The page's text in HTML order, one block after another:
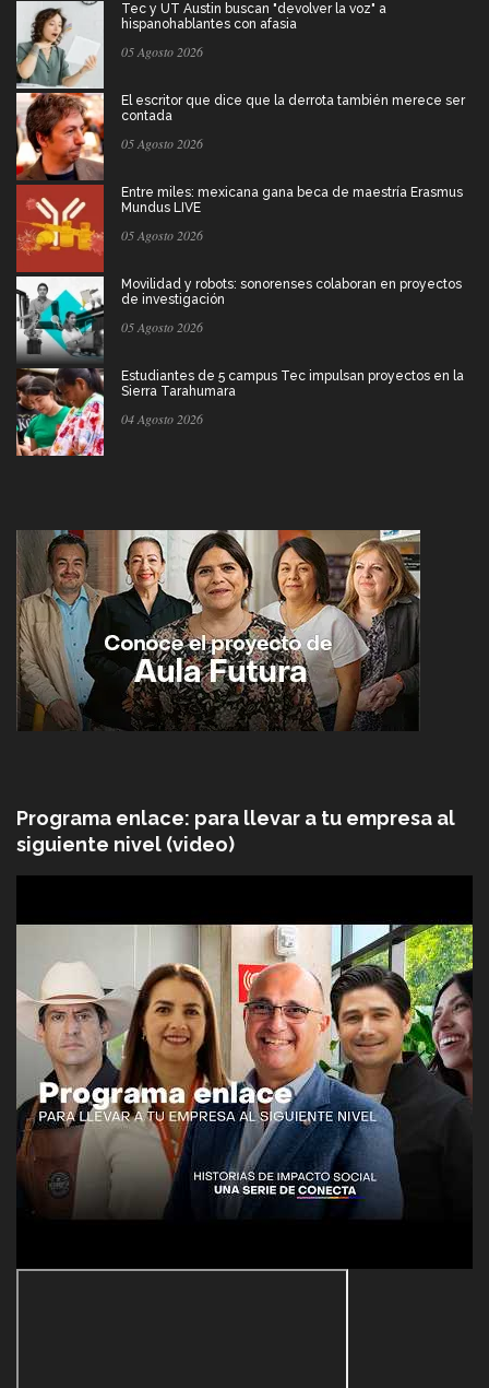
Tec y UT Austin buscan "devolver la voz" a
hispanohablantes con afasia
05 Agosto 2026
El escritor que dice que la derrota también merece ser
contada
05 Agosto 2026
Entre miles: mexicana gana beca de maestría Erasmus
Mundus LIVE
05 Agosto 2026
Movilidad y robots: sonorenses colaboran en proyectos
de investigación
05 Agosto 2026
Estudiantes de 5 campus Tec impulsan proyectos en la
Sierra Tarahumara
04 Agosto 2026
Programa enlace: para llevar a tu empresa al
siguiente nivel (video)